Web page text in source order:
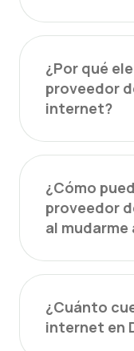
¿Por qué
proveedor
internet?
¿Cómo
proveedor
al mudarme
¿Cuánto
internet en